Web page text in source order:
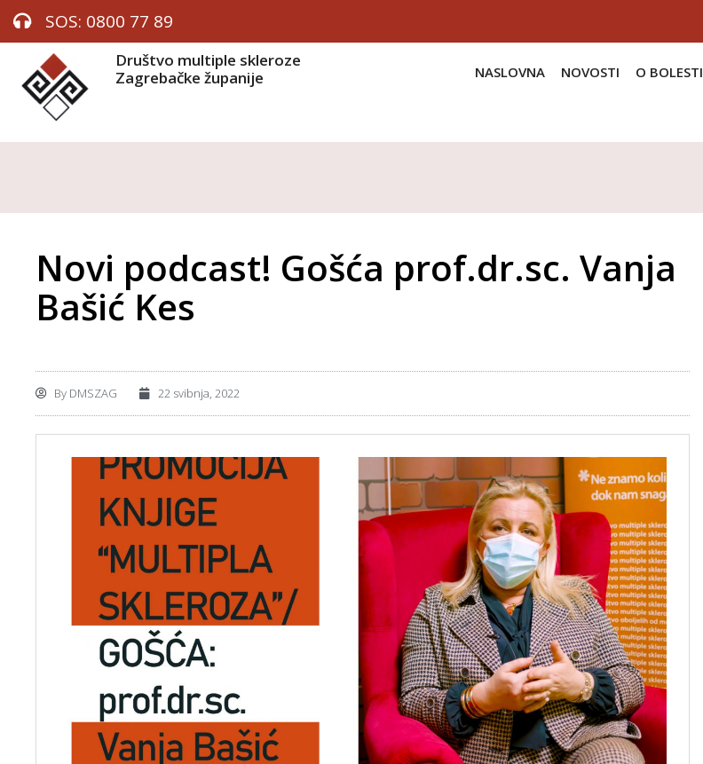
SOS: 0800 77 89
Društvo multiple skleroze
Zagrebačke županije
NASLOVNA NOVOSTI O BOLESTI
Novi podcast! Gošća prof.dr.sc. Vanja
Bašić Kes
By DMSZAG 22 svibnja, 2022